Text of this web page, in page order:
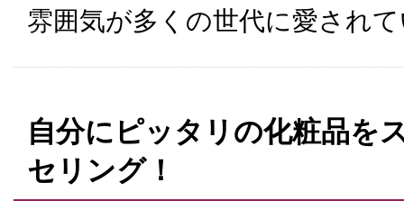
雰囲気が多くの世代に愛され
自分にピッタリの化粧品を
セリング！